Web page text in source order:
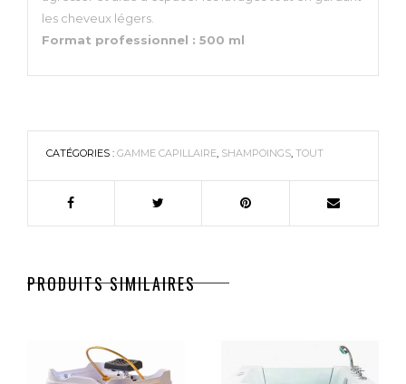
les cheveux légers.
Format professionnel : 500 ml
CATÉGORIES : GAMME CAPILLAIRE, SHAMPOINGS, TOUT
PRODUITS SIMILAIRES